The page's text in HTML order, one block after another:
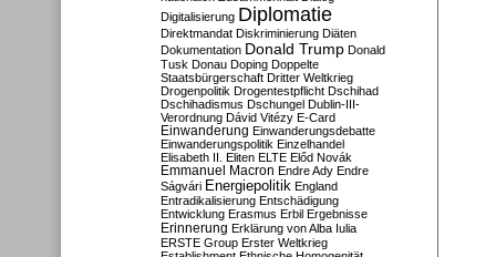
Digitalisierung Diplomatie
Direktmandat Diskriminierung Diäten
Dokumentation Donald Trump Donald
Tusk Donau Doping Doppelte
Staatsbürgerschaft Dritter Weltkrieg
Drogenpolitik Drogentestpflicht Dschihad
Dschihadismus Dschungel Dublin-III-
Verordnung Dávid Vitézy E-Card
Einwanderung Einwanderungsdebatte
Einwanderungspolitik Einzelhandel
Elisabeth II. Eliten ELTE Előd Novák
Emmanuel Macron Endre Ady Endre
Ságvári Energiepolitik England
Entradikalisierung Entschädigung
Entwicklung Erasmus Erbil Ergebnisse
Erinnerung Erklärung von Alba Iulia
ERSTE Group Erster Weltkrieg